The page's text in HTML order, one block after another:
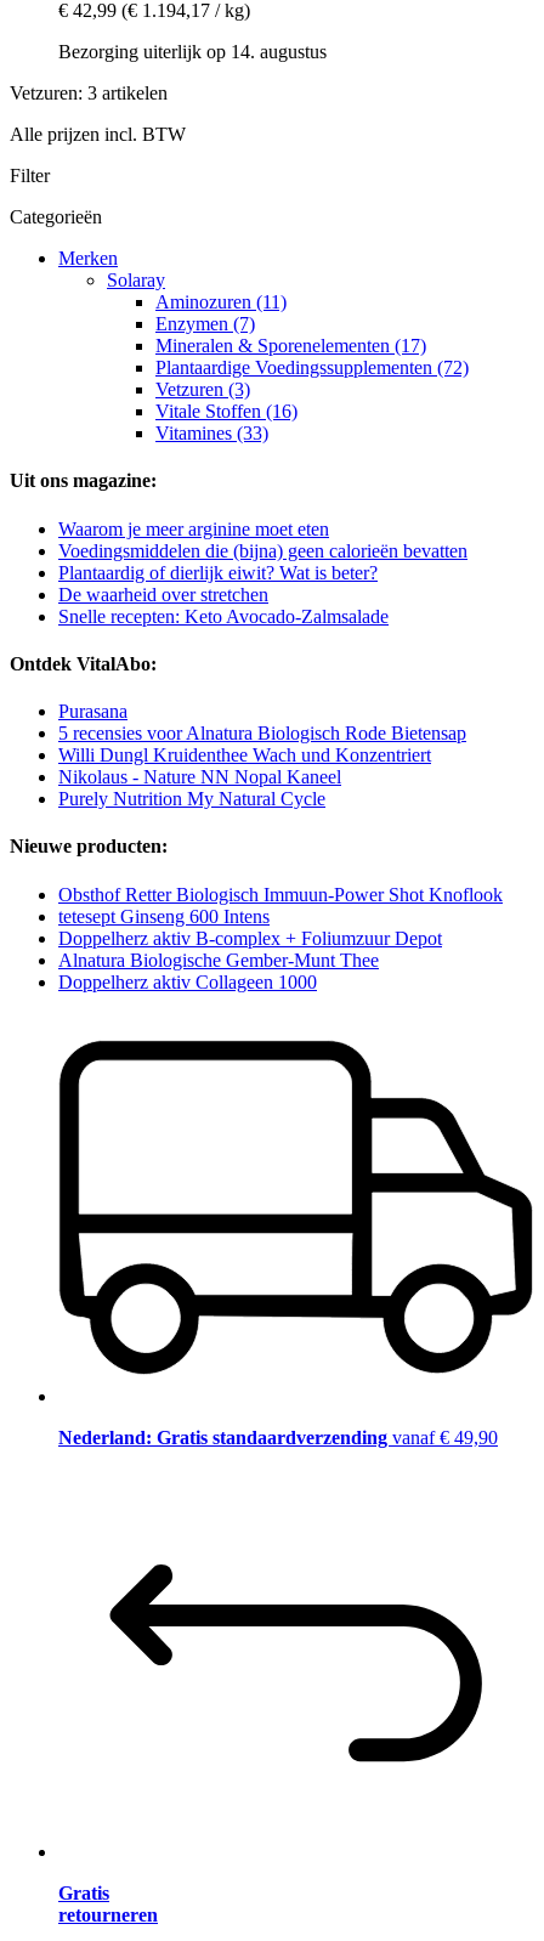
€ 42,99 (€ 1.194,17 / kg)
Bezorging uiterlijk op 14. augustus
Vetzuren: 3 artikelen
Alle prijzen incl. BTW
Filter
Categorieën
Merken
Solaray
Aminozuren (11)
Enzymen (7)
Mineralen & Sporenelementen (17)
Plantaardige Voedingssupplementen (72)
Vetzuren (3)
Vitale Stoffen (16)
Vitamines (33)
Uit ons magazine:
Waarom je meer arginine moet eten
Voedingsmiddelen die (bijna) geen calorieën bevatten
Plantaardig of dierlijk eiwit? Wat is beter?
De waarheid over stretchen
Snelle recepten: Keto Avocado-Zalmsalade
Ontdek VitalAbo:
Purasana
5 recensies voor Alnatura Biologisch Rode Bietensap
Willi Dungl Kruidenthee Wach und Konzentriert
Nikolaus - Nature NN Nopal Kaneel
Purely Nutrition My Natural Cycle
Nieuwe producten:
Obsthof Retter Biologisch Immuun-Power Shot Knoflook
tetesept Ginseng 600 Intens
Doppelherz aktiv B-complex + Foliumzuur Depot
Alnatura Biologische Gember-Munt Thee
Doppelherz aktiv Collageen 1000
Nederland: Gratis standaardverzending vanaf € 49,90
Gratis
retourneren